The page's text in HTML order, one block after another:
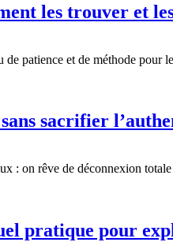
les trouver et
patience et de méthode
sacrifier
: on rêve de déconnexion
pratique pour